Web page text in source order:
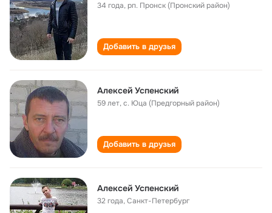
34 года,рп. Пронск (Пронский район)
Добавить в друзья
Алексей Успенский
59 лет,с. Юца (Предгорный район)
Добавить в друзья
Алексей Успенский
32 года,Санкт-Петербург